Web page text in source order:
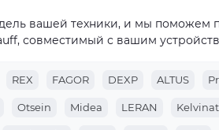
вашей техники, и мы поможем
совместимый с вашим
REX FAGOR DEXP ALTUS
Otsein Midea LERAN